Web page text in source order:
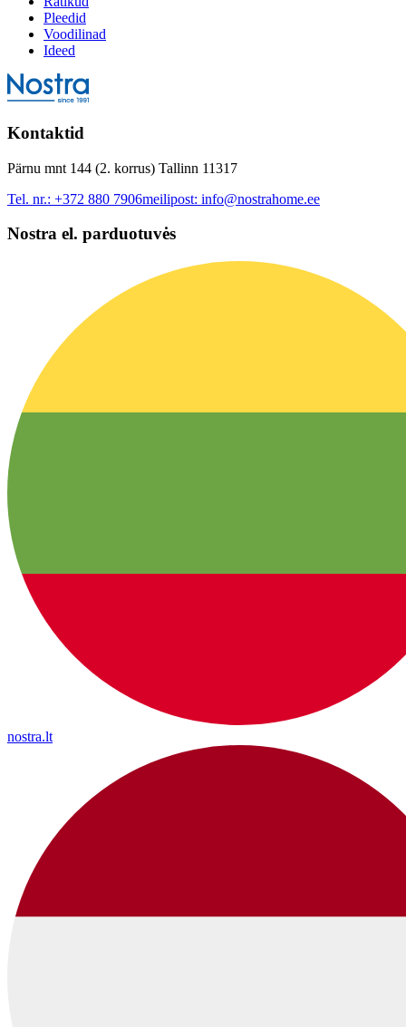
Pleedid
Voodilinad
Ideed
Kontaktid
Pärnu mnt 144 (2. korrus) Tallinn 11317
Tel. nr.: +372 880 7906meilipost: info@nostrahome.ee
Nostra el. parduotuvės
nostra.lt